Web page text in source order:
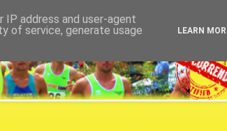
address and user-agent
of service, generate usage
LEARN